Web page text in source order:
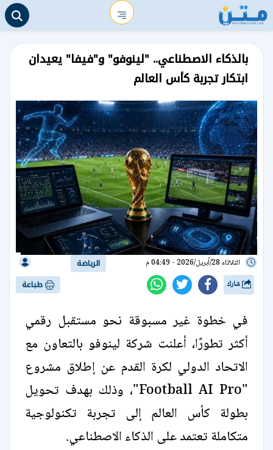
بالذكاء الاصطناعي.. "لينوفو" و"فيفا" يعيدان
ابتكار تجربة كأس العالم
الثلاثاء 28/أبريل/2026 - 04:49 م الرياضة
طباعة
في خطوة غير مسبوقة نحو مستقبل رقمي
أكثر تطورًا، أعلنت شركة لينوفو بالتعاون مع
الاتحاد الدولي لكرة القدم عن إطلاق مشروع
"Football AI Pro"، وذلك بهدف تحويل
بطولة كأس العالم إلى تجربة تكنولوجية
متكاملة تعتمد على الذكاء الاصطناعي.